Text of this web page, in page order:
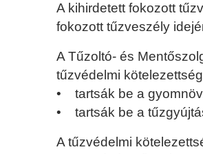
A kihirdetett fokozott
fokozott tűzveszély
A Tűzoltó- és
tűzvédelmi
• tartsák be a
• tartsák be a
A tűzvédelmi